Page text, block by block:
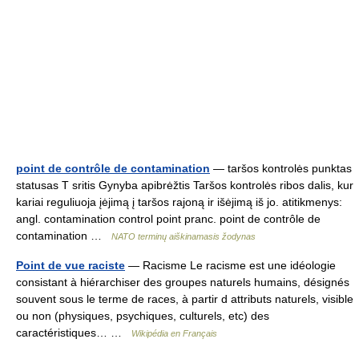
point de contrôle de contamination — taršos kontrolės punktas
statusas T sritis Gynyba apibrėžtis Taršos kontrolės ribos dalis, kur
kariai reguliuoja įėjimą į taršos rajoną ir išėjimą iš jo. atitikmenys:
angl. contamination control point pranc. point de contrôle de
contamination …
NATO terminų aiškinamasis žodynas
Point de vue raciste — Racisme Le racisme est une idéologie
consistant à hiérarchiser des groupes naturels humains, désignés
souvent sous le terme de races, à partir d attributs naturels, visible
ou non (physiques, psychiques, culturels, etc) des
caractéristiques… …
Wikipédia en Français